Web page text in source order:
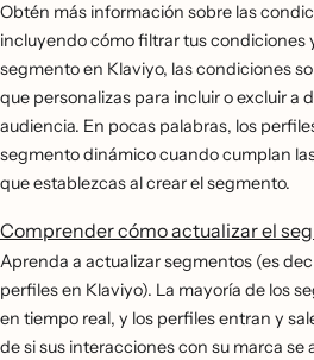
Obtén más información sobre las
incluyendo cómo filtrar tus condiciones
segmento en Klaviyo, las condiciones
que personalizas para incluir o excluir a
audiencia. En pocas palabras, los
segmento dinámico cuando cumplan
que establezcas al crear el segmento.
Comprender cómo actualizar el
Aprenda a actualizar segmentos (es
perfiles en Klaviyo). La mayoría de los
en tiempo real, y los perfiles entran y
de si sus interacciones con su marca se